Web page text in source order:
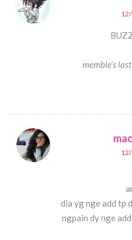
memble’s
dia yg nge add tp
ngpain dy nge